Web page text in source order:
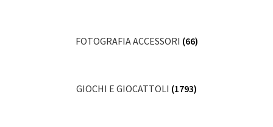
FOTOGRAFIA ACCESSORI (66)
GIOCHI E GIOCATTOLI (1793)